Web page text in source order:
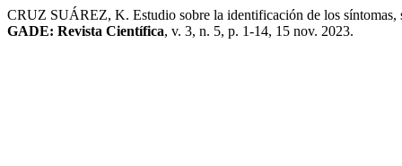
CRUZ SUÁREZ, K. Estudio sobre la identificación de los síntomas,
GADE: Revista Científica, v. 3, n. 5, p. 1-14, 15 nov. 2023.